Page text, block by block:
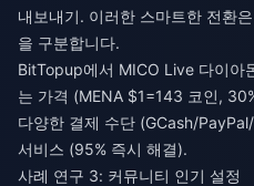
내보내기. 이러한 스마트한 전환
을 구분합니다.
BitTopup에서 MICO Live 다이아
는 가격 (MENA $1=143 코인,
다양한 결제 수단 (GCash/
서비스 (95% 즉시 해결).
사례 연구 3: 커뮤니티 인기 설정